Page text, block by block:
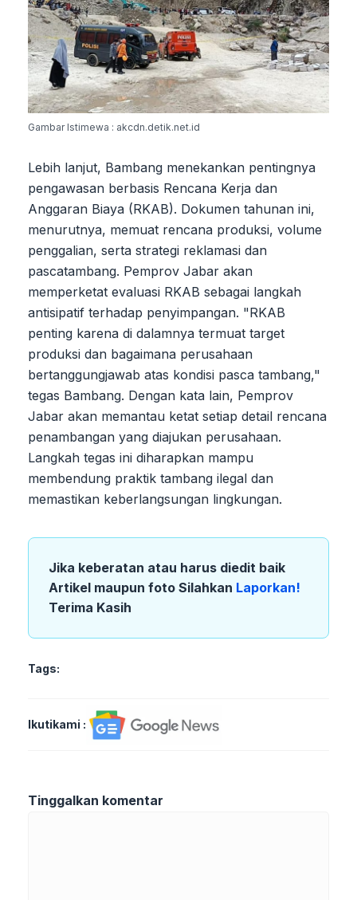
Gambar Istimewa : akcdn.detik.net.id
Lebih lanjut, Bambang menekankan pentingnya
pengawasan berbasis Rencana Kerja dan
Anggaran Biaya (RKAB). Dokumen tahunan ini,
menurutnya, memuat rencana produksi, volume
penggalian, serta strategi reklamasi dan
pascatambang. Pemprov Jabar akan
memperketat evaluasi RKAB sebagai langkah
antisipatif terhadap penyimpangan. "RKAB
penting karena di dalamnya termuat target
produksi dan bagaimana perusahaan
bertanggungjawab atas kondisi pasca tambang,"
tegas Bambang. Dengan kata lain, Pemprov
Jabar akan memantau ketat setiap detail rencana
penambangan yang diajukan perusahaan.
Langkah tegas ini diharapkan mampu
membendung praktik tambang ilegal dan
memastikan keberlangsungan lingkungan.
Jika keberatan atau harus diedit baik
Artikel maupun foto Silahkan Laporkan!
Terima Kasih
Tags:
Ikutikami :
Tinggalkan komentar